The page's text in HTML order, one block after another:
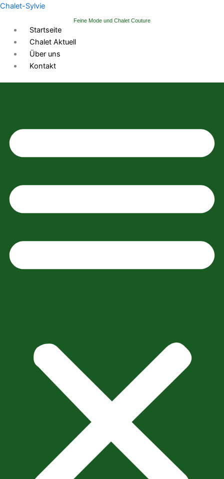
Zum
springen
Chalet-Sylvie
Feine Mode und Chalet Couture
Startseite
Chalet Aktuell
Über uns
Kontakt